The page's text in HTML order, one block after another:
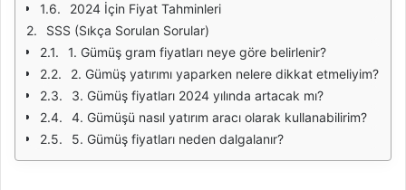
2024 İçin Fiyat Tahminleri
SSS (Sıkça Sorulan Sorular)
1. Gümüş gram fiyatları neye göre belirlenir?
2. Gümüş yatırımı yaparken nelere dikkat etmeliyim?
3. Gümüş fiyatları 2024 yılında artacak mı?
4. Gümüşü nasıl yatırım aracı olarak kullanabilirim?
5. Gümüş fiyatları neden dalgalanır?